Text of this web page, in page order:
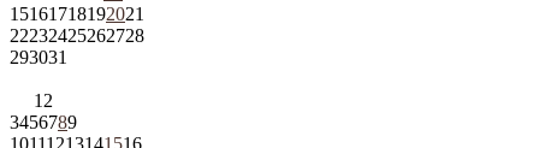
15161718192021
22232425262728
293031
1 2
3456789
10111213141516